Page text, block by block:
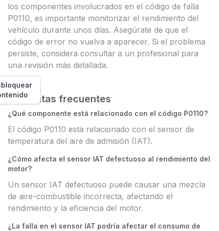
los componentes involucrados en el código de falla
P0110, es importante monitorizar el rendimiento del
vehículo durante unos días. Asegúrate de que el
código de error no vuelva a aparecer. Si el problema
persiste, considera consultar a un profesional para
una revisión más detallada.
Preguntas frecuentes
¿Qué componente está relacionado con el código P0110?
El código P0110 está relacionado con el sensor de
temperatura del aire de admisión (IAT).
¿Cómo afecta el sensor IAT defectuoso al rendimiento del
motor?
Un sensor IAT defectuoso puede causar una mezcla
de aire-combustible incorrecta, afectando el
rendimiento y la eficiencia del motor.
¿La falla en el sensor IAT podría afectar el consumo de